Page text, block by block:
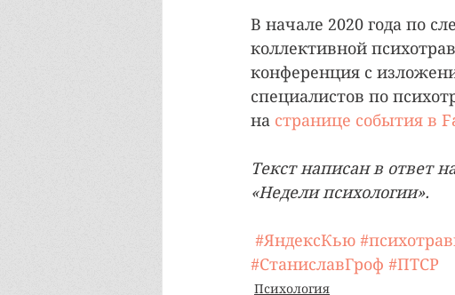
В начале 2020 года по
коллективной
конференция с
специалистов по
на странице события в
Текст написан в ответ
«Недели психологии».
#ЯндексКью
#СтаниславГроф #ПТСР
Психология